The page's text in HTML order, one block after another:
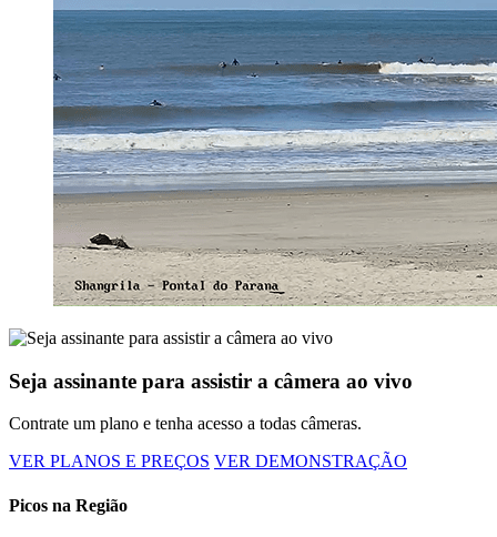
Seja assinante para assistir a câmera ao vivo
Contrate um plano e tenha acesso a todas câmeras.
VER PLANOS E PREÇOS VER DEMONSTRAÇÃO
Picos na Região